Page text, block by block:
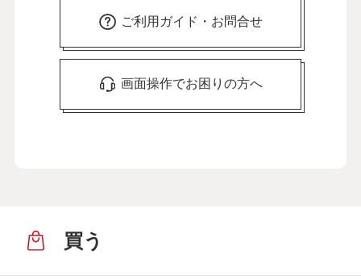
ご利用ガイド・お問合せ
画面操作でお困りの方へ
買う